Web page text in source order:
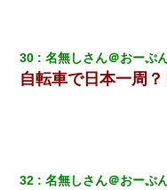
30 名無しさん＠おーぷ
自転車で日本一周
32 名無しさん＠おーぷ